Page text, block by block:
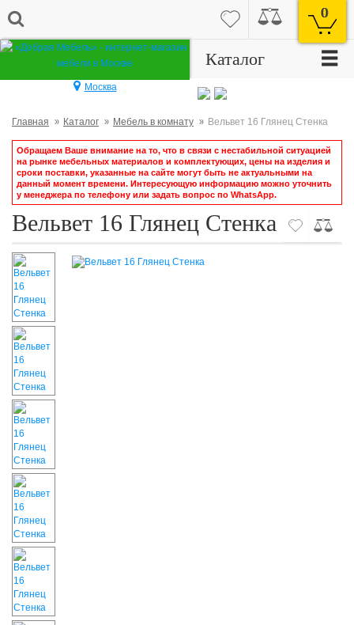
0
Москва
Каталог ☰
Главная Каталог Мебель в комнату Вельвет 16 Глянец Стенка
Обращаем Ваше внимание на то, что в связи с нестабильной ситуацией
на рынке мебельных материалов и комплектующих, цены на изделия и
сроки поставки, указанные на сайте могут быть не актуальными на
данный момент времени. Интересующую информацию можно уточнить
у менеджера по телефону или задать вопрос по WhatsApp.
Вельвет 16 Глянец Стенка